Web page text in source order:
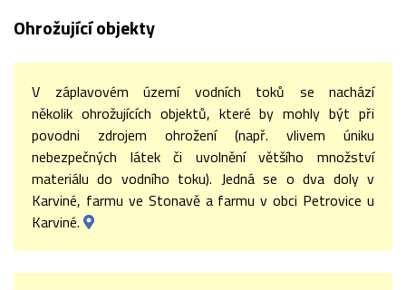
Ohrožující objekty
V záplavovém území vodních toků se nachází
několik ohrožujících objektů, které by mohly být při
povodni zdrojem ohrožení (např. vlivem úniku
nebezpečných látek či uvolnění většího množství
materiálu do vodního toku). Jedná se o dva doly v
Karviné, farmu ve Stonavě a farmu v obci Petrovice u
Karviné.